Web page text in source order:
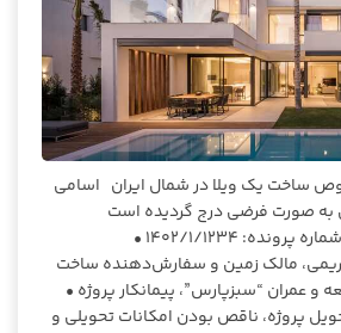
ساخت یک ویلا در شمال ایران اسامی
صورت فرضی درج گردیده است
مشخصات کلی پرونده • شماره پرونده: ۱۴۰۲/۱/۱۲۳۴ •
مالک زمین و سفارش‌دهنده ساخت
و عمران “سبزپارس”، پیمانکار پروژه •
پروژه، ناقص بودن امکانات تحویلی و